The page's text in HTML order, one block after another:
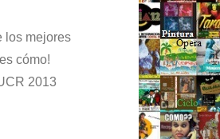
los mejores
cómo!
2013